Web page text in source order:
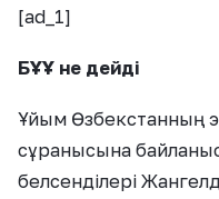
[ad_1]
БҰҰ не дейді
Ұйым Өзбекстанның
сұранысына
белсенділері